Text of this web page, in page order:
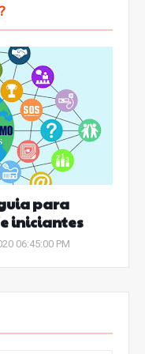
para
iniciantes
06:45:00 PM